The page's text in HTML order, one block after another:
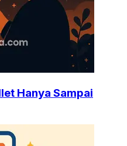
Hanya Sampai